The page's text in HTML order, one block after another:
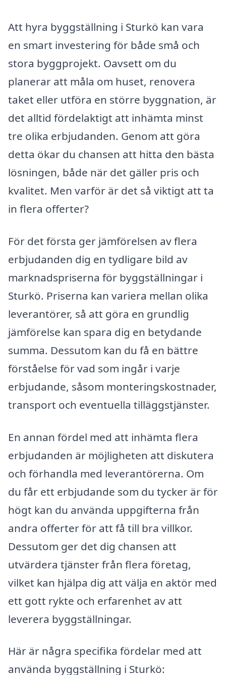
Att hyra byggställning i Sturkö kan vara
en smart investering för både små och
stora byggprojekt. Oavsett om du
planerar att måla om huset, renovera
taket eller utföra en större byggnation, är
det alltid fördelaktigt att inhämta minst
tre olika erbjudanden. Genom att göra
detta ökar du chansen att hitta den bästa
lösningen, både när det gäller pris och
kvalitet. Men varför är det så viktigt att ta
in flera offerter?
För det första ger jämförelsen av flera
erbjudanden dig en tydligare bild av
marknadspriserna för byggställningar i
Sturkö. Priserna kan variera mellan olika
leverantörer, så att göra en grundlig
jämförelse kan spara dig en betydande
summa. Dessutom kan du få en bättre
förståelse för vad som ingår i varje
erbjudande, såsom monteringskostnader,
transport och eventuella tilläggstjänster.
En annan fördel med att inhämta flera
erbjudanden är möjligheten att diskutera
och förhandla med leverantörerna. Om
du får ett erbjudande som du tycker är för
högt kan du använda uppgifterna från
andra offerter för att få till bra villkor.
Dessutom ger det dig chansen att
utvärdera tjänster från flera företag,
vilket kan hjälpa dig att välja en aktör med
ett gott rykte och erfarenhet av att
leverera byggställningar.
Här är några specifika fördelar med att
använda byggställning i Sturkö: